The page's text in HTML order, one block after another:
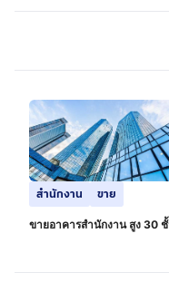
สำนักงาน ขาย
ขายอาคารสำนักงาน สูง 30